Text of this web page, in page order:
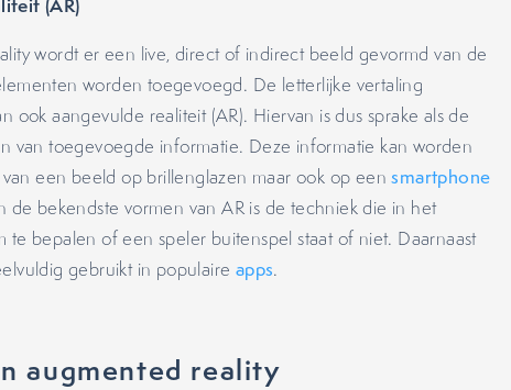
wordt er een live, direct of indirect beeld gevormd van de
worden toegevoegd. De letterlijke vertaling
ook aangevulde realiteit (AR). Hiervan is dus sprake als de
van toegevoegde informatie. Deze informatie kan worden
een beeld op brillenglazen maar ook op eensmartphone
de bekendste vormen van AR is de techniek die in het
te bepalen of een speler buitenspel staat of niet. Daarnaast
gebruikt in populaire apps.
augmented reality